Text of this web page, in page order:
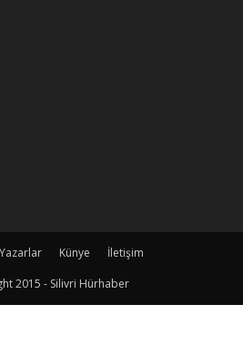
Yazarlar Künye
İletişim
2015 - Silivri Hürhaber